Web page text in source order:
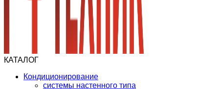
КАТАЛОГ
Кондиционирование
системы настенного типа